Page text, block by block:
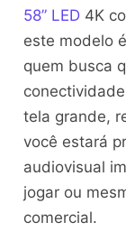
58” LED4K
este modelo
quem busca
tela grande,
você estará
audiovisual
jogar ou
comercial.